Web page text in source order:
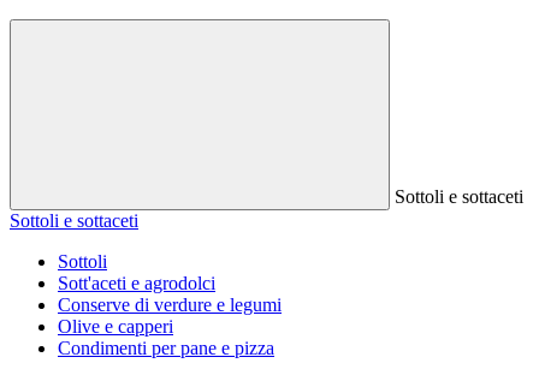
Sottoli e sottaceti
Sottoli e sottaceti
Sottoli
Sott'aceti e agrodolci
Conserve di verdure e legumi
Olive e capperi
Condimenti per pane e pizza